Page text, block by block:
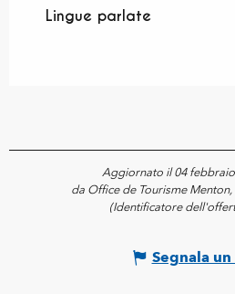
Lingue parlate
Lingue parlate
Aggiornato il 04
da Office de Tourisme
(Identificatore
Segnala